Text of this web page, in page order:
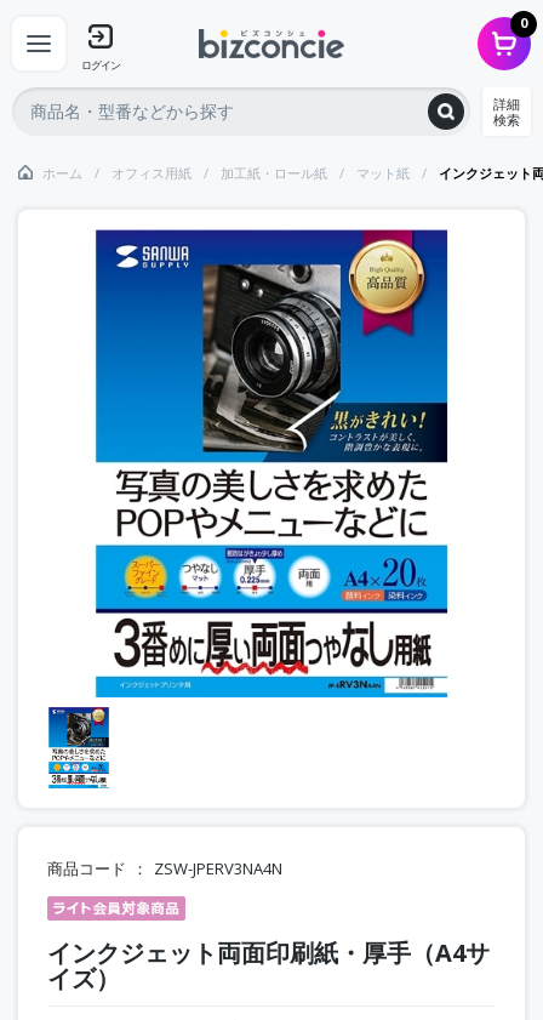
ログイン
0
詳細
検索
ホーム オフィス用紙 加工紙・ロール紙 マット紙 インクジェット
商品コード ZSW-JPERV3NA4N
インクジェット両面印刷紙・厚手（A4サ
イズ）